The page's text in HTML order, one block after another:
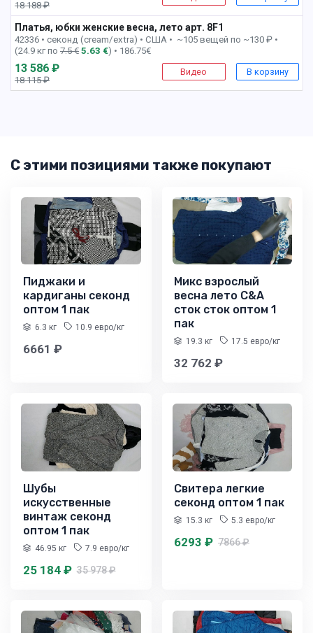
18 188 ₽
Платья, юбки женские весна, лето арт. 8F1
42336 • секонд (cream/extra) • США • ~105 вещей по ~130 ₽ •
(24.9 кг по 7.5 € 5.63 €) • 186.75€
13 586 ₽
18 115 ₽
Видео В корзину
С этими позициями также покупают
Пиджаки и
кардиганы секонд
оптом 1 пак
6.3 кг 10.9 евро/кг
6661 ₽
Микс взрослый
весна лето C&A
сток сток оптом 1
пак
19.3 кг 17.5 евро/кг
32 762 ₽
Шубы
искусственные
винтаж секонд
оптом 1 пак
46.95 кг 7.9 евро/кг
25 184 ₽ 35 978 ₽
Свитера легкие
секонд оптом 1 пак
15.3 кг 5.3 евро/кг
6293 ₽ 7866 ₽